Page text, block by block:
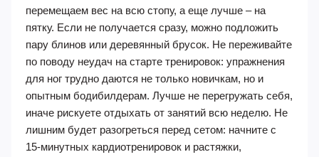
перемещаем вес на всю стопу, а еще лучше – на
пятку. Если не получается сразу, можно подложить
пару блинов или деревянный брусок. Не переживайте
по поводу неудач на старте тренировок: упражнения
для ног трудно даются не только новичкам, но и
опытным бодибилдерам. Лучше не перегружать себя,
иначе рискуете отдыхать от занятий всю неделю. Не
лишним будет разогреться перед сетом: начните с
15-минутных кардиотренировок и растяжки,